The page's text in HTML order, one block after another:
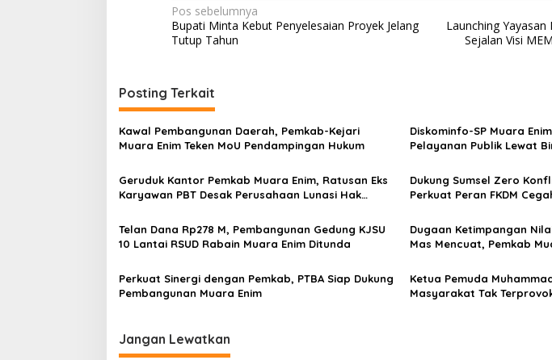
N
a
i
g
a
s
i
p
s
Pos sebelumnya
Bupati Minta Kebut Penyelesaian Proyek Jelang
Tutup Tahun
Launching
Sejalan Visi
Posting Terkait
Kawal Pembangunan Daerah, Pemkab-Kejari
Muara Enim Teken MoU Pendampingan Hukum
Diskominfo-SP Muara
Pelayanan Publik Lewat
Geruduk Kantor Pemkab Muara Enim, Ratusan Eks
Karyawan PBT Desak Perusahaan Lunasi Hak
Dukung Sumsel Zero
Perkuat Peran FKDM
Telan Dana Rp278 M, Pembangunan Gedung KJSU
10 Lantai RSUD Rabain Muara Enim Ditunda
Dugaan Ketimpangan
Mas Mencuat, Pemkab
Perkuat Sinergi dengan Pemkab, PTBA Siap Dukung
Pembangunan Muara Enim
Ketua Pemuda
Masyarakat Tak
Jangan Lewatkan